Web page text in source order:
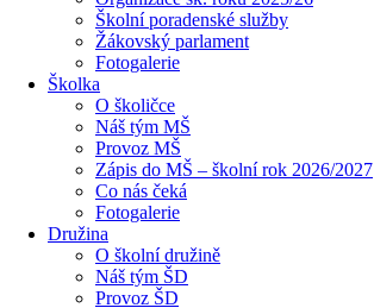
Školní poradenské služby
Žákovský parlament
Fotogalerie
Školka
O školičce
Náš tým MŠ
Provoz MŠ
Zápis do MŠ – školní rok 2026/2027
Co nás čeká
Fotogalerie
Družina
O školní družině
Náš tým ŠD
Provoz ŠD